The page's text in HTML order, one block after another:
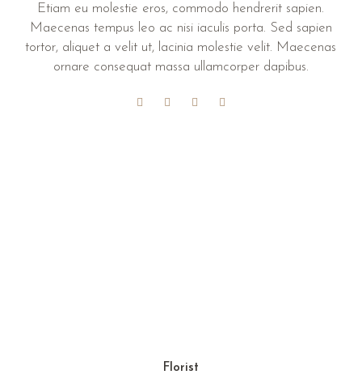
Etiam eu molestie eros, commodo hendrerit sapien.
Maecenas tempus leo ac nisi iaculis porta. Sed sapien
tortor, aliquet a velit ut, lacinia molestie velit. Maecenas
ornare consequat massa ullamcorper dapibus.
Florist